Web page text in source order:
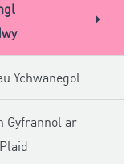
Ychwanegol
Gyfrannol ar